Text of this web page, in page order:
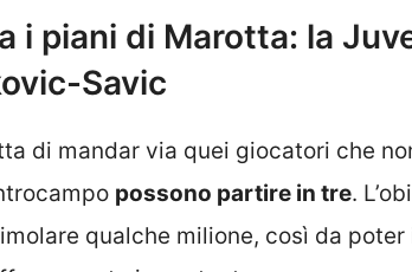
i piani di Marotta: la
Savic
di mandar via quei giocatori che
possono partire in tre.
qualche milione, così da